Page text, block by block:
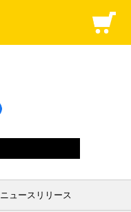
ニュースリリース